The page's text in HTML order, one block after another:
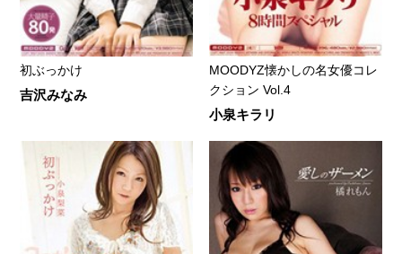
初ぶっかけ
吉沢みなみ
MOODYZ懐かしの名女優コレ
クション Vol.4
小泉キラリ